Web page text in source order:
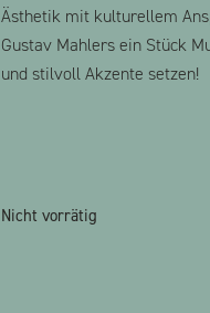
Ästhetik mit kulturellem
Gustav Mahlers ein Stück
und stilvoll Akzente setzen!
Nicht vorrätig